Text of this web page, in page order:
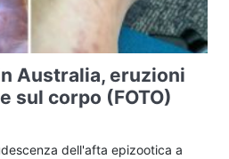
Australia, eruzioni
sul corpo (FOTO)
dell'afta epizootica a